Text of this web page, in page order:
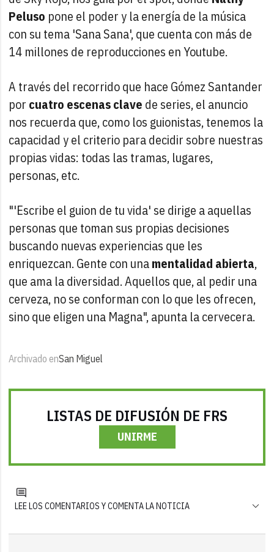
Peluso pone el poder y la energía de la música
con su tema 'Sana Sana', que cuenta con más de
14 millones de reproducciones en Youtube.
A través del recorrido que hace Gómez Santander
por cuatro escenas clave de series, el anuncio
nos recuerda que, como los guionistas, tenemos la
capacidad y el criterio para decidir sobre nuestras
propias vidas: todas las tramas, lugares,
personas, etc.
"'Escribe el guion de tu vida' se dirige a aquellas
personas que toman sus propias decisiones
buscando nuevas experiencias que les
enriquezcan. Gente con unamentalidad abierta,
que ama la diversidad. Aquellos que, al pedir una
cerveza, no se conforman con lo que les ofrecen,
sino que eligen una Magna", apunta la cervecera.
Archivado enSan Miguel
LISTAS DE DIFUSIÓN DE FRS
UNIRME
LEE LOS COMENTARIOS Y COMENTA LA NOTICIA